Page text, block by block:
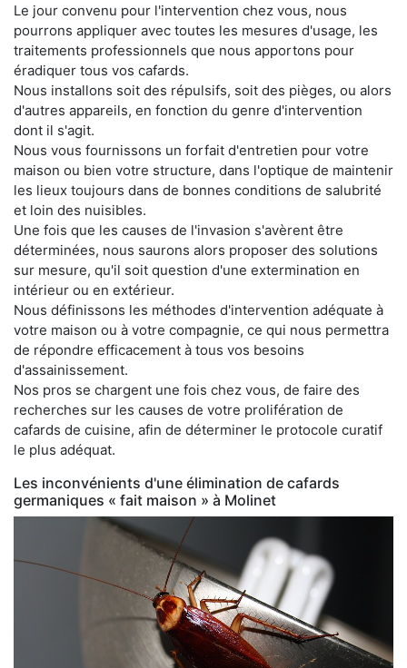
Le jour convenu pour l'intervention chez vous, nous
pourrons appliquer avec toutes les mesures d'usage, les
traitements professionnels que nous apportons pour
éradiquer tous vos cafards.
Nous installons soit des répulsifs, soit des pièges, ou alors
d'autres appareils, en fonction du genre d'intervention
dont il s'agit.
Nous vous fournissons un forfait d'entretien pour votre
maison ou bien votre structure, dans l'optique de maintenir
les lieux toujours dans de bonnes conditions de salubrité
et loin des nuisibles.
Une fois que les causes de l'invasion s'avèrent être
déterminées, nous saurons alors proposer des solutions
sur mesure, qu'il soit question d'une extermination en
intérieur ou en extérieur.
Nous définissons les méthodes d'intervention adéquate à
votre maison ou à votre compagnie, ce qui nous permettra
de répondre efficacement à tous vos besoins
d'assainissement.
Nos pros se chargent une fois chez vous, de faire des
recherches sur les causes de votre prolifération de
cafards de cuisine, afin de déterminer le protocole curatif
le plus adéquat.
Les inconvénients d'une élimination de cafards
germaniques « fait maison » à Molinet